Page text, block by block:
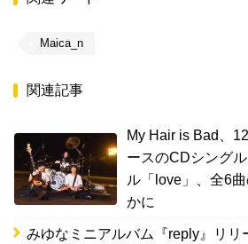
Maica_n
関連記事
My Hair is Bad、
ースのCDシング
ル「love」、全6
かに
みゆなミニアルバム『reply』リリ